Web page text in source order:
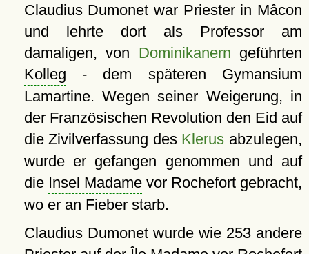
Claudius Dumonet war Priester in Mâcon
und lehrte dort als Professor am
damaligen, von Dominikanern geführten
Kolleg - dem späteren Gymansium
Lamartine. Wegen seiner Weigerung, in
der Französischen Revolution den Eid auf
die Zivilverfassung des Klerus abzulegen,
wurde er gefangen genommen und auf
die Insel Madamevor Rochefort gebracht,
wo er an Fieber starb.
Claudius Dumonet wurde wie 253 andere